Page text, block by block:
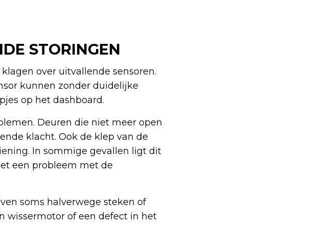
STORINGEN
over uitvallende sensoren.
kunnen zonder duidelijke
op het dashboard.
Deuren die niet meer open
klacht. Ook de klep van de
In sommige gevallen ligt dit
een probleem met de
soms halverwege steken of
wissermotor of een defect in het